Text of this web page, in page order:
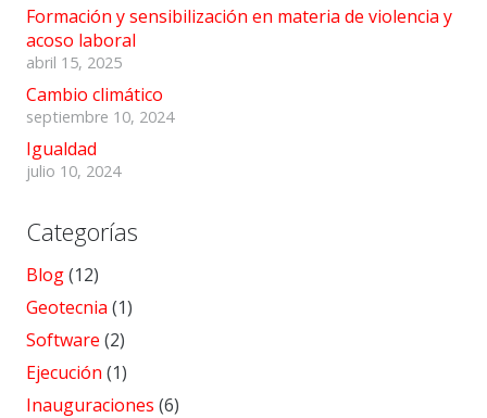
Formación y sensibilización en materia de violencia y
acoso laboral
abril 15, 2025
Cambio climático
septiembre 10, 2024
Igualdad
julio 10, 2024
Categorías
Blog(12)
Geotecnia (1)
Software (2)
Ejecución (1)
Inauguraciones (6)